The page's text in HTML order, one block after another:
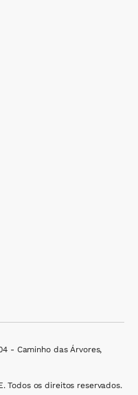
- Caminho das Árvores,
Todos os direitos reservados.